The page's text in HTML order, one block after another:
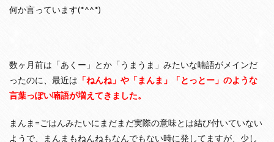
何か言っています(*^^*)
数ヶ月前は「あくー」とか「うまうま」みたいな喃語がメインだ
ったのに、最近は 「ねんね」や「まんま」「とっとー」のような
言葉っぽい喃語が増えてきました。
まんま=ごはんみたいにまだまだ実際の意味とは結び付いていない
ようで、まんまもねんねもなんでもない時に発してますが、少し